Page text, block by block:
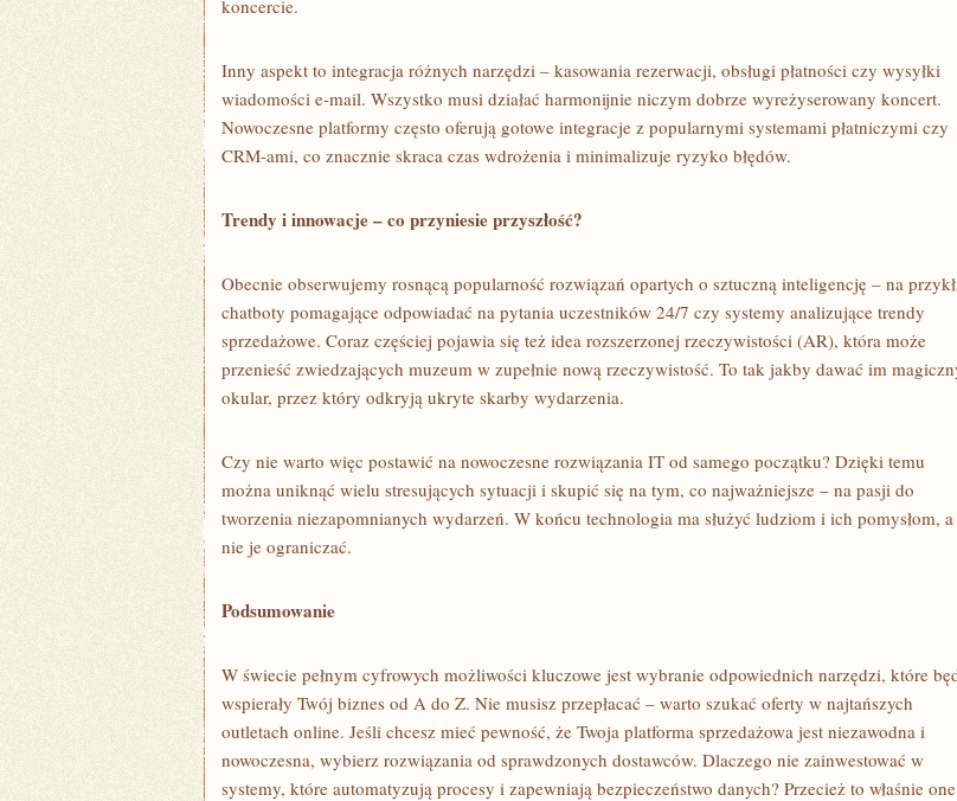
koncercie.
Inny aspekt to integracja różnych narzędzi – kasowania rezerwacji, obsługi płatności czy wysyłki
wiadomości e-mail. Wszystko musi działać harmonijnie niczym dobrze wyreżyserowany koncert.
Nowoczesne platformy często oferują gotowe integracje z popularnymi systemami płatniczymi czy
CRM-ami, co znacznie skraca czas wdrożenia i minimalizuje ryzyko błędów.
Trendy i innowacje – co przyniesie przyszłość?
Obecnie obserwujemy rosnącą popularność rozwiązań opartych o sztuczną inteligencję – na
chatboty pomagające odpowiadać na pytania uczestników 24/7 czy systemy analizujące trendy
sprzedażowe. Coraz częściej pojawia się też idea rozszerzonej rzeczywistości (AR), która może
przenieść zwiedzających muzeum w zupełnie nową rzeczywistość. To tak jakby dawać im
okular, przez który odkryją ukryte skarby wydarzenia.
Czy nie warto więc postawić na nowoczesne rozwiązania IT od samego początku? Dzięki temu
można uniknąć wielu stresujących sytuacji i skupić się na tym, co najważniejsze – na pasji do
tworzenia niezapomnianych wydarzeń. W końcu technologia ma służyć ludziom i ich pomysłom, a
nie je ograniczać.
Podsumowanie
W świecie pełnym cyfrowych możliwości kluczowe jest wybranie odpowiednich narzędzi, które
wspierały Twój biznes od A do Z. Nie musisz przepłacać – warto szukać oferty w najtańszych
outletach online. Jeśli chcesz mieć pewność, że Twoja platforma sprzedażowa jest niezawodna i
nowoczesna, wybierz rozwiązania od sprawdzonych dostawców. Dlaczego nie zainwestować w
systemy, które automatyzują procesy i zapewniają bezpieczeństwo danych? Przecież to właśnie one